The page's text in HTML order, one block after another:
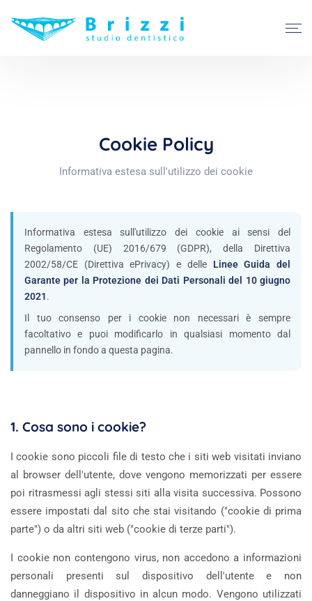
Cookie Policy
Informativa estesa sull'utilizzo dei cookie
Informativa estesa sull'utilizzo dei cookie ai sensi del
Regolamento (UE) 2016/679 (GDPR), della Direttiva
2002/58/CE (Direttiva ePrivacy) e delle Linee Guida del
Garante per la Protezione dei Dati Personali del 10 giugno
2021.
Il tuo consenso per i cookie non necessari è sempre
facoltativo e puoi modificarlo in qualsiasi momento dal
pannello in fondo a questa pagina.
1. Cosa sono i cookie?
I cookie sono piccoli file di testo che i siti web visitati inviano
al browser dell'utente, dove vengono memorizzati per essere
poi ritrasmessi agli stessi siti alla visita successiva. Possono
essere impostati dal sito che stai visitando ("cookie di prima
parte") o da altri siti web ("cookie di terze parti").
I cookie non contengono virus, non accedono a informazioni
personali presenti sul dispositivo dell'utente e non
danneggiano il dispositivo in alcun modo. Vengono utilizzati